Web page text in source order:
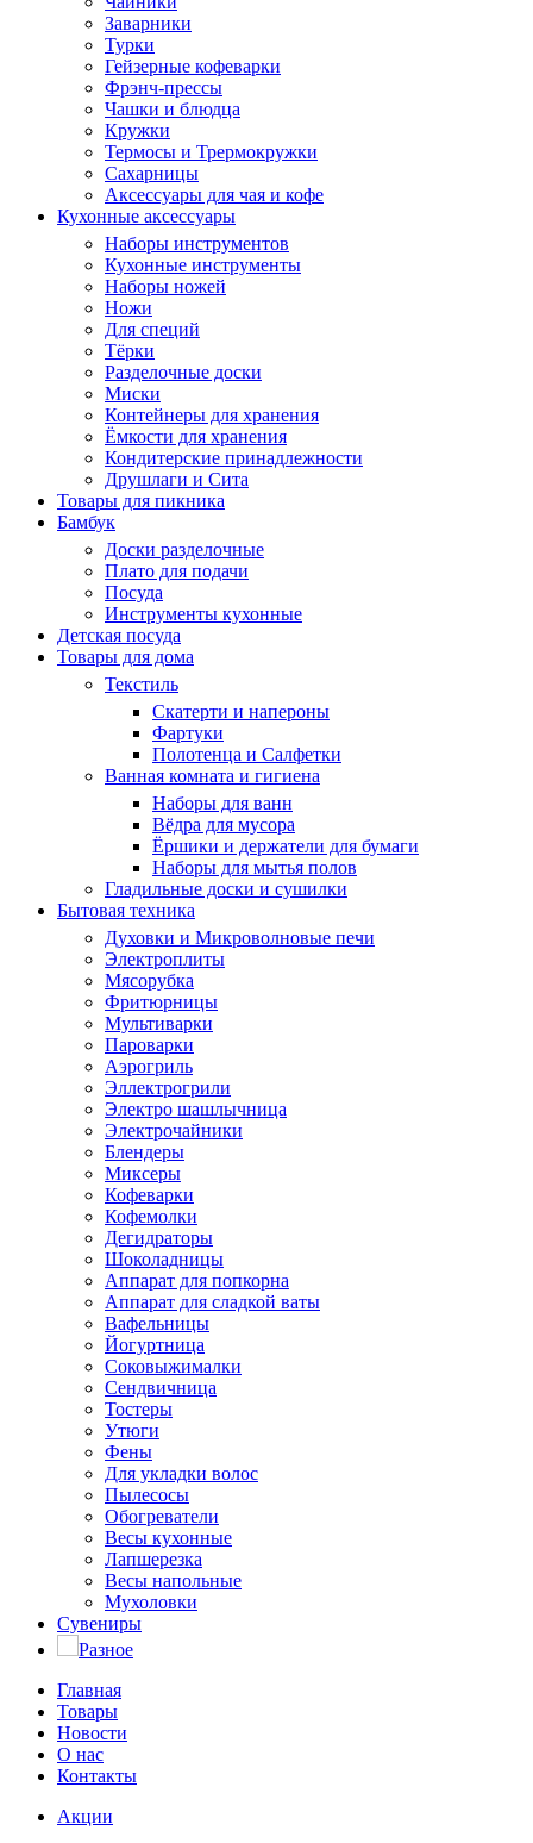
Заварники
Турки
Гейзерные кофеварки
Фрэнч-прессы
Чашки и блюдца
Кружки
Термосы и Трермокружки
Сахарницы
Аксессуары для чая и кофе
Кухонные аксессуары
Наборы инструментов
Кухонные инструменты
Наборы ножей
Ножи
Для специй
Тёрки
Разделочные доски
Миски
Контейнеры для хранения
Ёмкости для хранения
Кондитерские принадлежности
Друшлаги и Сита
Товары для пикника
Бамбук
Доски разделочные
Плато для подачи
Посуда
Инструменты кухонные
Детская посуда
Товары для дома
Текстиль
Скатерти и напероны
Фартуки
Полотенца и Салфетки
Ванная комната и гигиена
Наборы для ванн
Вёдра для мусора
Ёршики и держатели для бумаги
Наборы для мытья полов
Гладильные доски и сушилки
Бытовая техника
Духовки и Микроволновые печи
Электроплиты
Мясорубка
Фритюрницы
Мультиварки
Пароварки
Аэрогриль
Эллектрогрили
Электро шашлычница
Электрочайники
Блендеры
Миксеры
Кофеварки
Кофемолки
Дегидраторы
Шоколадницы
Аппарат для попкорна
Аппарат для сладкой ваты
Вафельницы
Йогуртница
Соковыжималки
Сендвичница
Тостеры
Утюги
Фены
Для укладки волос
Пылесосы
Обогреватели
Весы кухонные
Лапшерезка
Весы напольные
Мухоловки
Сувениры
Разное
Главная
Товары
Новости
О нас
Контакты
Акции